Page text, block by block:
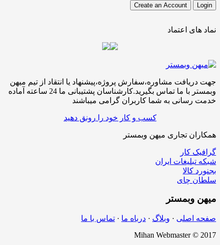
نماد های اعتماد
جهت دریافت مشاوره،سفارش پروژه،پیشنهاد یا انتقاد از تیم میهن
وبمستر با ما تماس بگیرید.کارشناسان پشتیبانی ما 24 ساعته آماده
خدمت رسانی به شما کاربران گرامی میباشند
کسب و کار خود را رونق دهید
همکاران تجاری میهن وبمستر
گرافیک کار
شبکه تبلیغات ایران
بجنورد کالا
سلطان چای
میهن وبمستر
صفحه اصلی · وبلاگ · درباه ما · تماس با ما
Mihan Webmaster © 2017